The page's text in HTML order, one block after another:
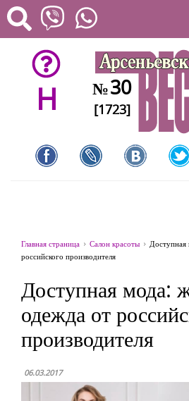
H №30
[1723]
Главная страница Салон красоты
Доступная
российского производителя
Доступная мода:
одежда от
производителя
06.03.2017